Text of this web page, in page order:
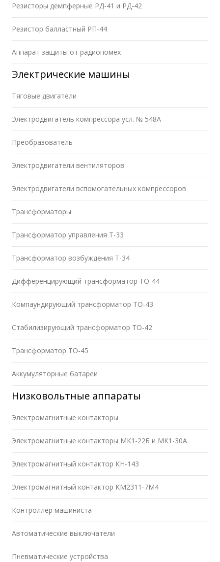
Резисторы демпферные РД-41 и РД-42
Резистор балластный РП-44
Аппарат защиты от радиопомех
Электрические машины
Тяговые двигатели
Электродвигатель компрессора усл. № 548А
Преобразователь
Электродвигатели вентиляторов
Электродвигатели вспомогательных компрессоров
Трансформаторы
Трансформатор управления Т-33
Трансформатор возбуждения Т-34
Дифференцирующий трансформатор ТО-44
Компаундирующий трансформатор ТО-43
Стабилизирующий трансформатор ТО-42
Трансформатор ТО-45
Аккумуляторные батареи
Низковольтные аппараты
Электромагнитные контакторы
Электромагнитные контакторы МК1-22Б и МК1-30А
Электромагнитный контактор КН-143
Электромагнитный контактор КМ2311-7М4
Контроллер машиниста
Автоматические выключатели
Пневматические устройства